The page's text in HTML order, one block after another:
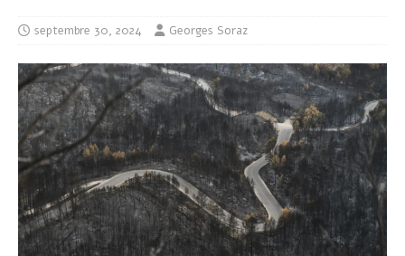
septembre 30, 2024 Georges Soraz